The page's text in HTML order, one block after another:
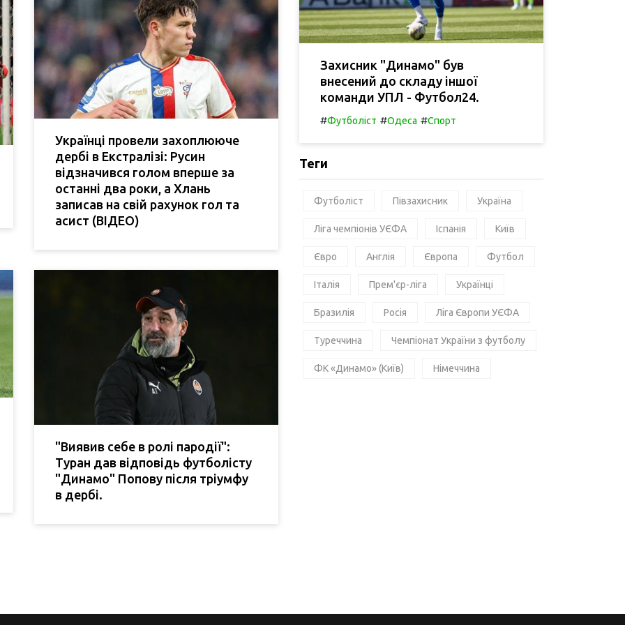
Українці провели захоплююче
дербі в Екстралізі: Русин
відзначився голом вперше за
останні два роки, а Хлань
записав на свій рахунок гол та
асист (ВІДЕО)
"Виявив себе в ролі пародії":
Туран дав відповідь футболісту
"Динамо" Попову після тріумфу
в дербі.
Захисник "Динамо" був
внесений до складу іншої
команди УПЛ - Футбол24.
#Футболіст #Одеса #Спорт
Теги
Футболіст Півзахисник Україна
Ліга чемпіонів УЄФА Іспанія Київ
Євро Англія Європа Футбол
Італія Прем'єр-ліга Українці
Бразилія Росія Ліга Європи УЄФА
Туреччина Чемпіонат України з футболу
ФК «Динамо» (Київ) Німеччина